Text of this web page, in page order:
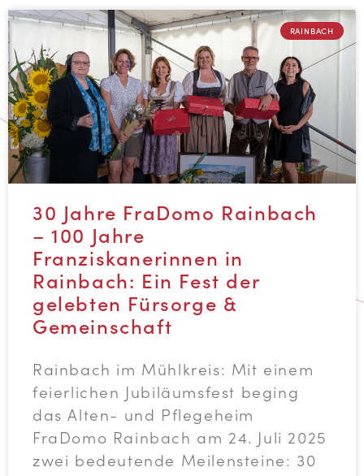
RAINBACH
30 Jahre FraDomo Rainbach
– 100 Jahre
Franziskanerinnen in
Rainbach: Ein Fest der
gelebten Fürsorge &
Gemeinschaft
Rainbach im Mühlkreis: Mit einem
feierlichen Jubiläumsfest beging
das Alten- und Pflegeheim
FraDomo Rainbach am 24. Juli 2025
zwei bedeutende Meilensteine: 30